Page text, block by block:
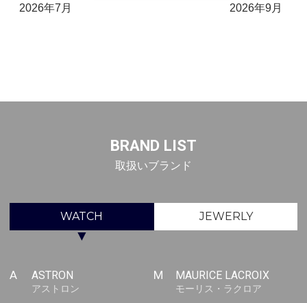
2026年7月 2026年9月
BRAND LIST
取扱いブランド
WATCH JEWERLY
▼
A ASTRON
アストロン
M MAURICE LACROIX
モーリス・ラクロア